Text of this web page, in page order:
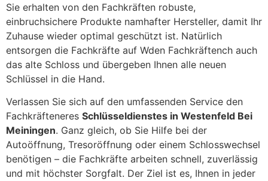
Sie erhalten von den Fachkräften robuste,
einbruchsichere Produkte namhafter Hersteller, damit Ihr
Zuhause wieder optimal geschützt ist. Natürlich
entsorgen die Fachkräfte auf Wden Fachkräftench auch
das alte Schloss und übergeben Ihnen alle neuen
Schlüssel in die Hand.
Verlassen Sie sich auf den umfassenden Service den
Fachkräfteneres Schlüsseldienstes in Westenfeld Bei
Meiningen. Ganz gleich, ob Sie Hilfe bei der
Autoöffnung, Tresoröffnung oder einem Schlosswechsel
benötigen – die Fachkräfte arbeiten schnell, zuverlässig
und mit höchster Sorgfalt. Der Ziel ist es, Ihnen in jeder